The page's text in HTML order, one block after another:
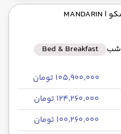
| MANDARIN
Bed & Breakfast
۱۰۵٬۹۰۰٬۰۰۰ تومان
۱۲۴٬۲۶۰٬۰۰۰ تومان
۱۰۰٬۲۶۰٬۰۰۰ تومان